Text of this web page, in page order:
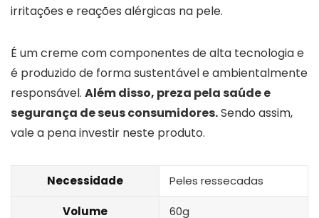
irritações e reações alérgicas na pele.
É um creme com componentes de alta tecnologia e
é produzido de forma sustentável e ambientalmente
responsável. Além disso, preza pela saúde e
segurança de seus consumidores.Sendo assim,
vale a pena investir neste produto.
Necessidade Peles ressecadas
Volume 60g